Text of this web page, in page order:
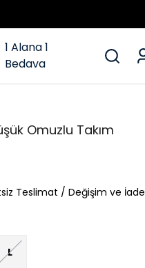
1 Alana 1
Bedava
Omuzlu Takım
Teslimat / Değişim ve İade
L